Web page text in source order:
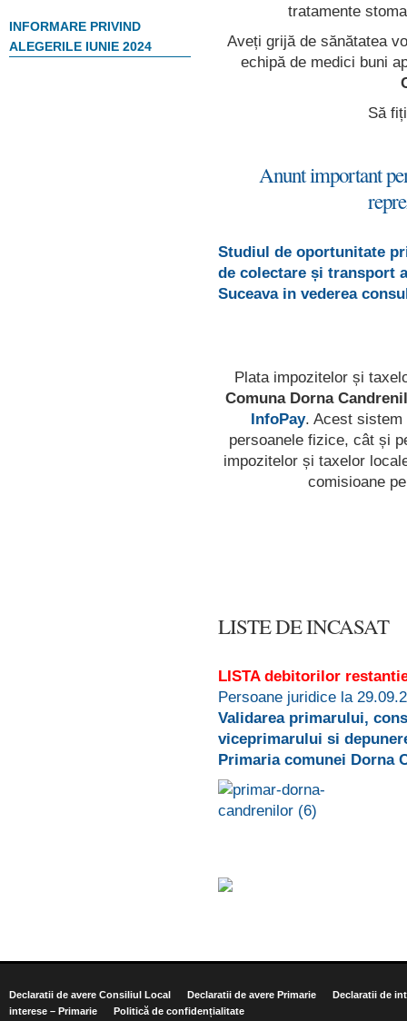
INFORMARE PRIVIND
ALEGERILE IUNIE 2024
tratamente
Aveți grijă de sănătatea
echipă de medici buni
Să
Anunt important
Studiul de oportunitate
de colectare și transport
Suceava in vederea
Plata impozitelor și
Comuna Dorna
InfoPay. Acest sistem
persoanele fizice, cât și
impozitelor și taxelor
comisioane
LISTE DE INCASAT
LISTA debitorilor
Persoane juridice la
Validarea primarului,
viceprimarului si
Primaria comunei Dorna
Declaratii de avere Consiliul Local Declaratii de avere Primarie
Declaratii de
interese – Primarie
Politică de confidențialitate